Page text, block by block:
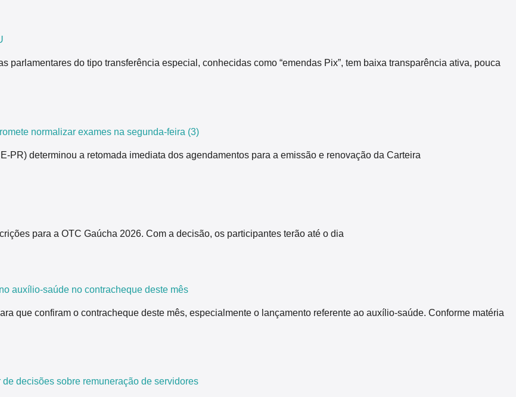
parlamentares do tipo transferência especial, conhecidas como “emendas Pix”, tem baixa transparência ativa, pouca
normalizar exames na segunda-feira (3)
PR) determinou a retomada imediata dos agendamentos para a emissão e renovação da Carteira
para a OTC Gaúcha 2026. Com a decisão, os participantes terão até o dia
auxílio-saúde no contracheque deste mês
que confiram o contracheque deste mês, especialmente o lançamento referente ao auxílio-saúde. Conforme matéria
decisões sobre remuneração de servidores